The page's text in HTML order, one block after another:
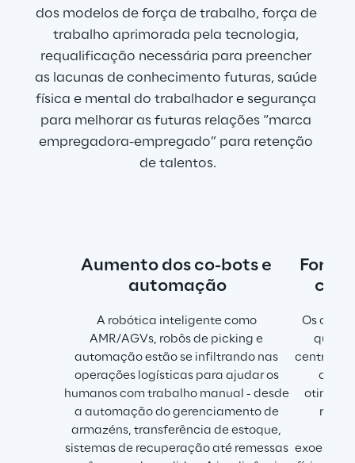
dos modelos de força de trabalho, força de
trabalho aprimorada pela tecnologia,
requalificação necessária para preencher
as lacunas de conhecimento futuras, saúde
física e mental do trabalhador e segurança
para melhorar as futuras relações “marca
empregadora-empregado” para retenção
de talentos.
Aumento dos co-bots e
automação
A robótica inteligente como
AMR/AGVs, robôs de picking e
automação estão se infiltrando nas
operações logísticas para ajudar os
humanos com trabalho manual - desde
a automação do gerenciamento de
armazéns, transferência de estoque,
sistemas de recuperação até remessas
Força
Os
que
centros
cada